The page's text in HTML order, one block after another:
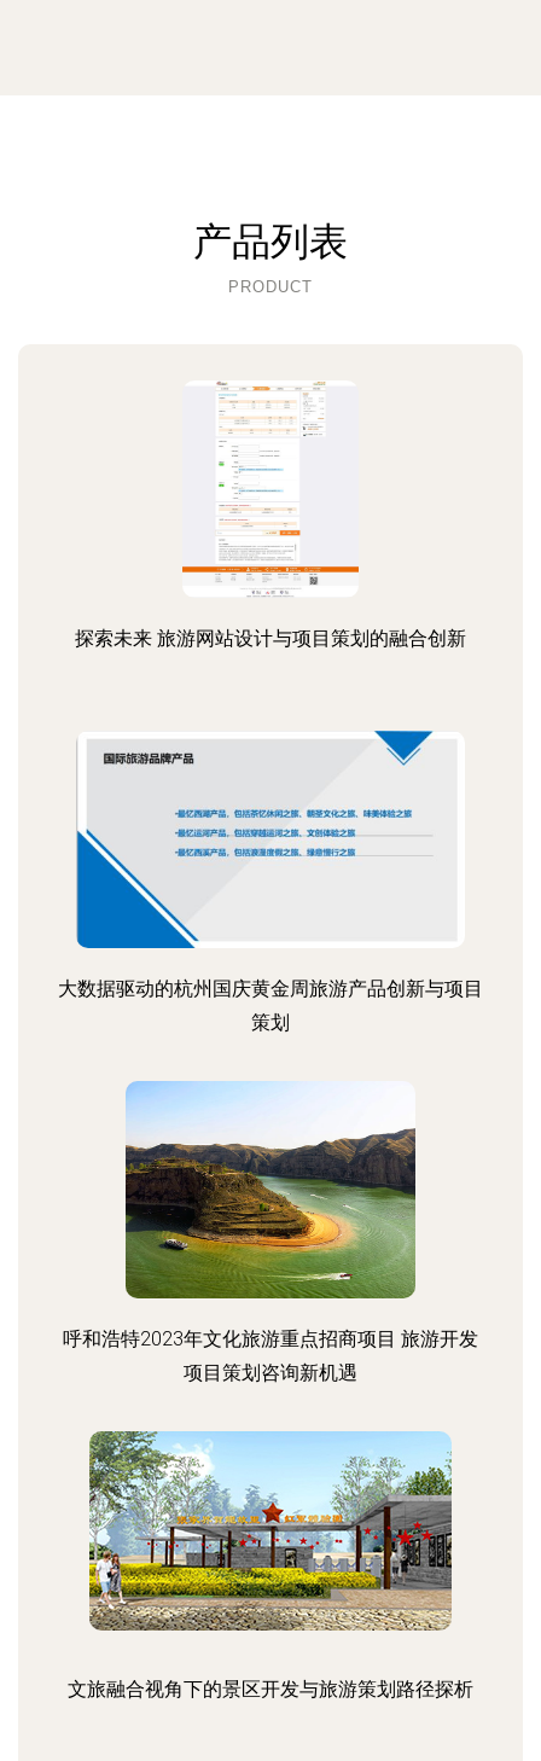
产品列表
PRODUCT
探索未来 旅游网站设计与项目策划的融合创新
大数据驱动的杭州国庆黄金周旅游产品创新与项目
策划
呼和浩特2023年文化旅游重点招商项目 旅游开发
项目策划咨询新机遇
文旅融合视角下的景区开发与旅游策划路径探析